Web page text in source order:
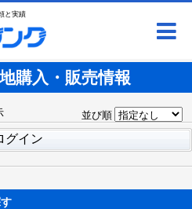
と実績
購入・販売情報
並び順
グイン